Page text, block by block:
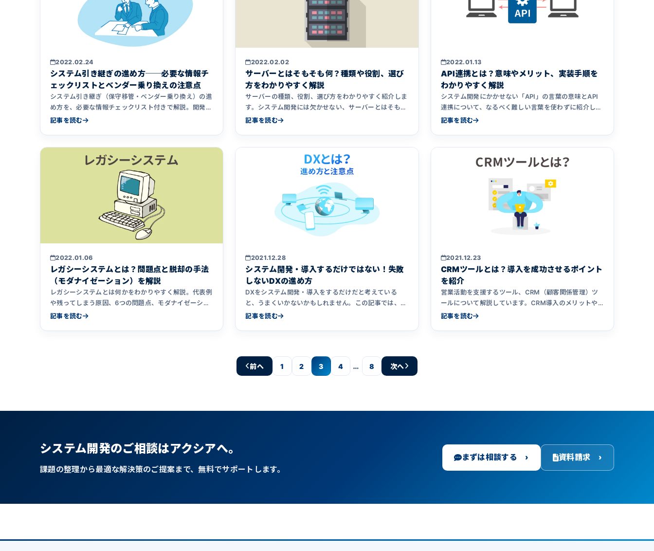
2022.02.24
システム引き継ぎの進め方──必要な情報チ
ェックリストとベンダー乗り換えの注意点
システム引き継ぎ（保守移管・ベンダー乗り換え）の進
め方を、必要な情報チェックリスト付きで解説。開発に
失敗した・作りかけのシステムの引き継ぎ、契約・著作
介します。
記事を読む
2022.02.02
サーバーとはそもそも何？種類や役割、選び
方をわかりやすく解説
サーバーの種類、役割、選び方をわかりやすく紹介しま
す。システム開発には欠かせない、サーバーとはそもそ
も何か知りたくなった方に向けて、なるべくむずかしい
記事を読む
2022.01.13
API連携とは？意味やメリット、実装手順を
わかりやすく解説
システム開発にかかせない「API」の言葉の意味とAPI
連携について、なるべく難しい言葉を使わずに紹介しま
す。メリットデメリット、API連携の実装の流れ、気を
記事を読む
2022.01.06
レガシーシステムとは？問題点と脱却の手法
（モダナイゼーション）を解説
レガシーシステムとは何かをわかりやすく解説。代表例
や残ってしまう原因、6つの問題点、モダナイゼーショ
ン（リプレイス・リライト・リホスト）による脱却の手
記事を読む
2021.12.28
システム開発・導入するだけではない！失敗
しないDXの進め方
DXをシステム開発・導入をするだけだと考えている
と、うまくいかないかもしれません。この記事では、
DXの進め方や進める際の注意点について重点的に解説
記事を読む
2021.12.23
CRMツールとは？導入を成功させるポイント
を紹介
営業活動を支援するツール、CRM（顧客関係管理）ツ
ールについて解説しています。CRM導入のメリットや
選定ポイント、導入成功のための準備を紹介。また、ア
記事を読む
前へ 1 2 3 4 … 8 次へ
システム開発のご相談はアクシアへ。
課題の整理から最適な解決策のご提案まで、無料でサポートします。
まずは相談する › 資料請求 ›